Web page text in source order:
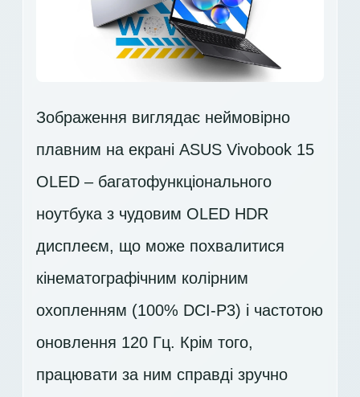
Зображення виглядає неймовірно
плавним на екрані ASUS Vivobook 15
OLED – багатофункціонального
ноутбука з чудовим OLED HDR
дисплеєм, що може похвалитися
кінематографічним колірним
охопленням (100% DCI-P3) і частотою
оновлення 120 Гц. Крім того,
працювати за ним справді зручно